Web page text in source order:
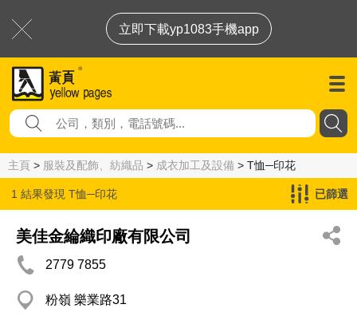
立即下載yp1083手機app
主頁 > 服裝及配飾、紡織品 > 成衣加工及設備 > T恤─印花
1 結果發現 T恤─印花 已篩選
美佳金綸織印廠有限公司
2779 7855
粉嶺 樂業路31